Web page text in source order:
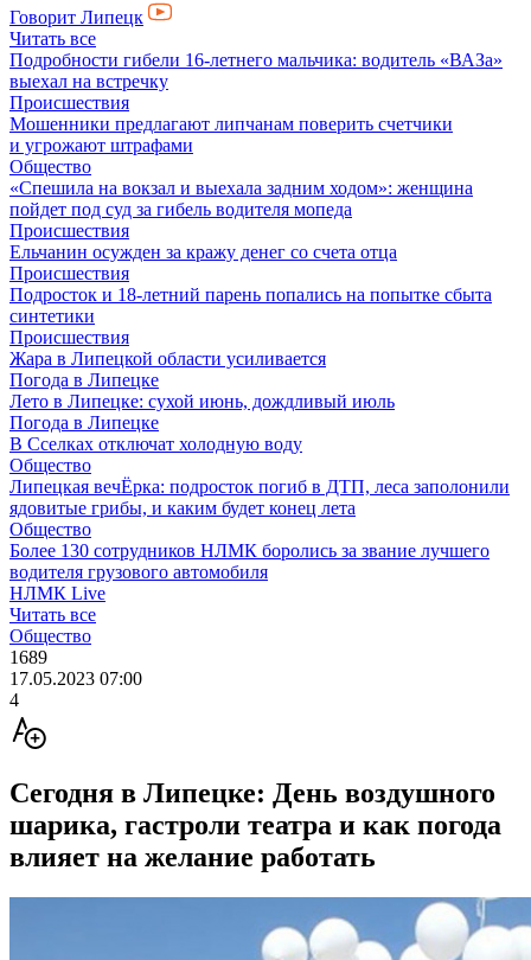
Говорит Липецк
Читать все
Подробности гибели 16-летнего мальчика: водитель «ВАЗа»
выехал на встречку
Происшествия
Мошенники предлагают липчанам поверить счетчики
и угрожают штрафами
Общество
«Спешила на вокзал и выехала задним ходом»: женщина
пойдет под суд за гибель водителя мопеда
Происшествия
Ельчанин осужден за кражу денег со счета отца
Происшествия
Подросток и 18-летний парень попались на попытке сбыта
синтетики
Происшествия
Жара в Липецкой области усиливается
Погода в Липецке
Лето в Липецке: сухой июнь, дождливый июль
Погода в Липецке
В Сселках отключат холодную воду
Общество
Липецкая вечЁрка: подросток погиб в ДТП, леса заполонили
ядовитые грибы, и каким будет конец лета
Общество
Более 130 сотрудников НЛМК боролись за звание лучшего
водителя грузового автомобиля
НЛМК Live
Читать все
Общество
1689
17.05.2023 07:00
4
Сегодня в Липецке: День воздушного
шарика, гастроли театра и как погода
влияет на желание работать